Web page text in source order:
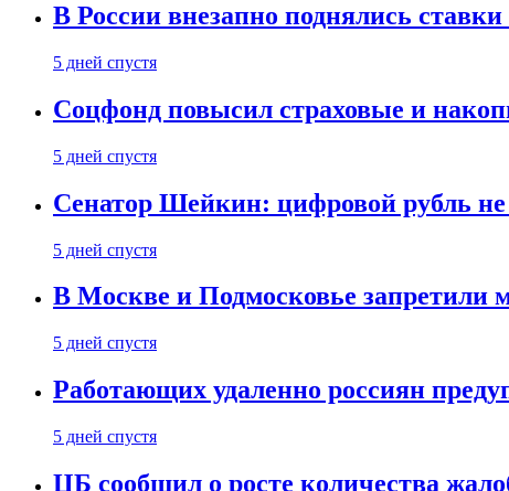
В России внезапно поднялись
5 дней спустя
Соцфонд повысил страховые и
5 дней спустя
Сенатор Шейкин: цифровой рубль
5 дней спустя
В Москве и Подмосковье запретили
5 дней спустя
Работающих удаленно россиян
5 дней спустя
ЦБ сообщил о росте количества